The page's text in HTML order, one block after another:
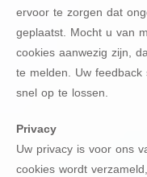
ervoor te zorgen dat
geplaatst. Mocht u van
cookies aanwezig zijn,
te melden. Uw
snel op te lossen.
Privacy
Uw privacy is voor ons
cookies wordt